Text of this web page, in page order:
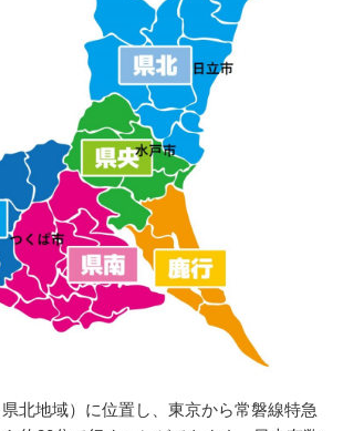
北地域）に位置し、東京から常磐線特急